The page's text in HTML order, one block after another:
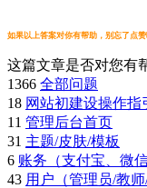
如果以上答案对你有帮助，别忘了点
这篇文章是否对您有
1366 全部问题
18 网站初建设操作指
11 管理后台首页
31 主题/皮肤/模板
6 账务（支付宝、微
43 用户（管理员/教师/